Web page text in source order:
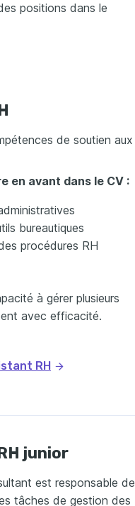
positions dans le
de soutien aux
en avant dans le CV :
bureautiques
procédures RH
à gérer plusieurs
avec efficacité.
RH
junior
est responsable de
tâches de gestion des